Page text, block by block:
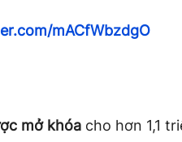
mACfWbzdgO
mở khóa cho hơn 1,1